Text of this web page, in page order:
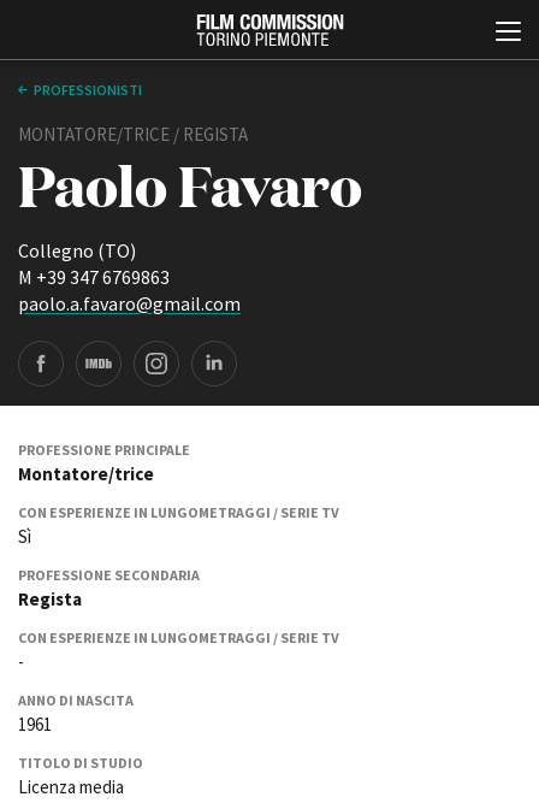
ABOUT
Storia della Fondazione
Contatti
La sede
Bilancio sociale
trasparente
Sostenibilità ambientale
SERVIZI
Servizi generali
Open Day
PROFESSIONISTI
MONTATORE/TRICE / REGISTA
Paolo Favaro
Collegno (TO)
M +39 347 6769863
paolo.a.favaro@gmail.com
PROFESSIONE PRINCIPALE
Montatore/trice
CON ESPERIENZE IN LUNGOMETRAGGI / SERIE TV
Sì
PROFESSIONE SECONDARIA
Regista
CON ESPERIENZE IN LUNGOMETRAGGI / SERIE TV
-
ANNO DI NASCITA
1961
TITOLO DI STUDIO
Licenza media